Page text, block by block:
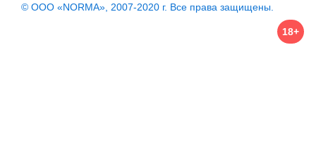
© ООО «NORMA», 2007-2020 г. Все права защищены.
18+